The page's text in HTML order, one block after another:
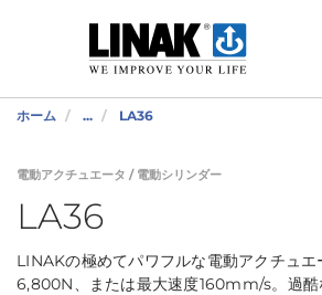
ホーム ... LA36
電動アクチュエータ / 電動シリンダー
LA36
LINAKの極めてパワフルな電動アクチュエ
6,800N、または最大速度160mm/s。過酷